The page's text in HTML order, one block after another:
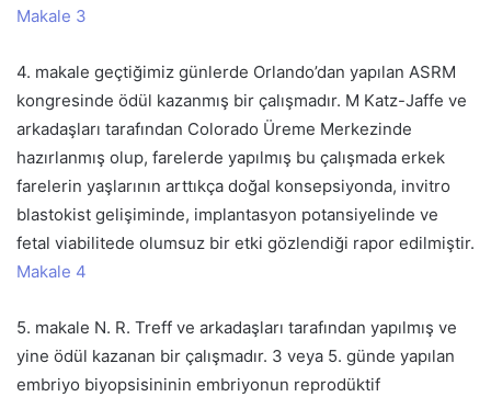
Makale 3
4. makale geçtiğimiz günlerde Orlando’dan yapılan ASRM
kongresinde ödül kazanmış bir çalışmadır. M Katz-Jaffe ve
arkadaşları tarafından Colorado Üreme Merkezinde
hazırlanmış olup, farelerde yapılmış bu çalışmada erkek
farelerin yaşlarının arttıkça doğal konsepsiyonda, invitro
blastokist gelişiminde, implantasyon potansiyelinde ve
fetal viabilitede olumsuz bir etki gözlendiği rapor edilmiştir.
Makale 4
5. makale N. R. Treff ve arkadaşları tarafından yapılmış ve
yine ödül kazanan bir çalışmadır. 3 veya 5. günde yapılan
embriyo biyopsisininin embriyonun reprodüktif